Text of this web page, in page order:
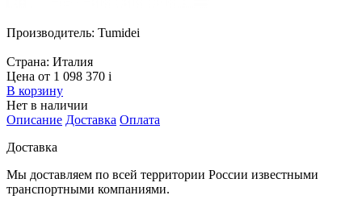
Производитель: Tumidei
Страна: Италия
Цена от 1 098 370 i
В корзину
Нет в наличии
Описание Доставка Оплата
Доставка
Мы доставляем по всей территории России известными
транспортными компаниями.